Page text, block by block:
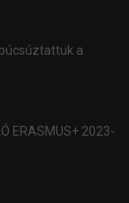
a
ERASMUS+ 2023-